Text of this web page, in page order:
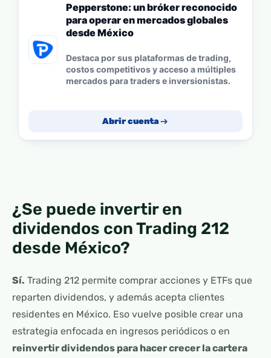
Pepperstone: un bróker reconocido
para operar en mercados globales
desde México
Destaca por sus plataformas de trading,
costos competitivos y acceso a múltiples
mercados para traders e inversionistas.
Abrir cuenta
¿Se puede invertir en
dividendos con Trading 212
desde México?
Sí. Trading 212 permite comprar acciones y ETFs que
reparten dividendos, y además acepta clientes
residentes en México. Eso vuelve posible crear una
estrategia enfocada en ingresos periódicos o en
reinvertir dividendos para hacer crecer la cartera